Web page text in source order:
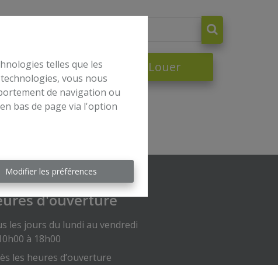
telles que les
vous nous
de navigation ou
bas de page via l'option
Modifier les préférences
À Louer
d'ouverture
les jours du lundi au vendredi
à 18h00
les heures d’ouverture